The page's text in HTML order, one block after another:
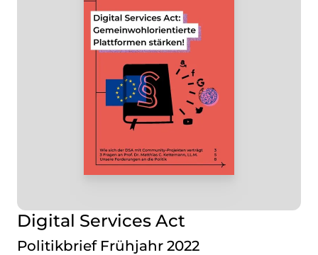
Digital Services Act
Politikbrief Frühjahr 2022